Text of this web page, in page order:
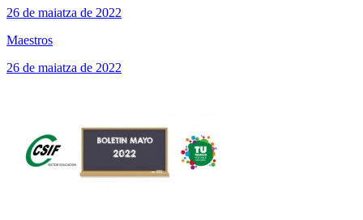
26 de maiatza de 2022
Maestros
26 de maiatza de 2022